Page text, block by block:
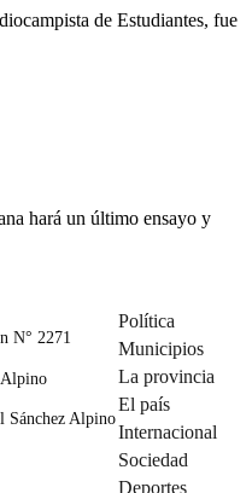
de Estudiantes, fue
hará un último ensayo y
N° 2271
Sánchez Alpino
Política
Municipios
La provincia
El país
Internacional
Sociedad
Deportes